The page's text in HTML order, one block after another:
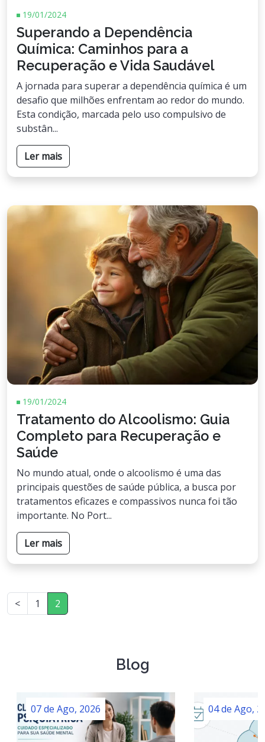
19/01/2024
Superando a Dependência
Química: Caminhos para a
Recuperação e Vida Saudável
A jornada para superar a dependência química é um
desafio que milhões enfrentam ao redor do mundo.
Esta condição, marcada pelo uso compulsivo de
substân...
Ler mais
19/01/2024
Tratamento do Alcoolismo: Guia
Completo para Recuperação e
Saúde
No mundo atual, onde o alcoolismo é uma das
principais questões de saúde pública, a busca por
tratamentos eficazes e compassivos nunca foi tão
importante. No Port...
Ler mais
< 1 2
Blog
07 de Ago, 2026 04 de Ago,